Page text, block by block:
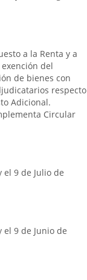
a la Renta y a
del
de bienes con
respecto
Adicional.
Circular
9 de Julio de
9 de Junio de